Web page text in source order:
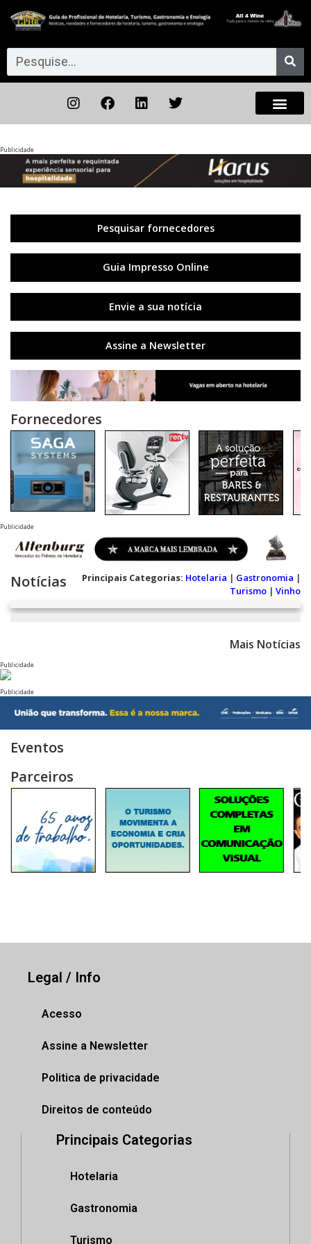
Publicidade
Pesquisar fornecedores
Guia Impresso Online
Envie a sua notícia
Assine a Newsletter
Fornecedores
Publicidade
Notícias Principais Categorias: Hotelaria | Gastronomia |
Turismo | Vinho
Mais Notícias
Publicidade
Publicidade
Eventos
Parceiros
Legal / Info
Acesso
Assine a Newsletter
Politica de privacidade
Direitos de conteúdo
Principais Categorias
Hotelaria
Gastronomia
Turismo